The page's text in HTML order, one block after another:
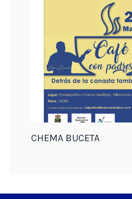
CHEMA BUCETA